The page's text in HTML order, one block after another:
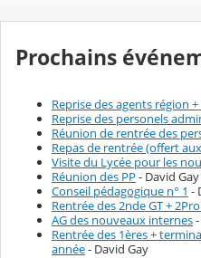
Prochains
Reprise des agents région
Reprise des personels
Réunion de rentrée des
Repas de rentrée (offert
Visite du Lycée pour les
Réunion des PP - David Gay
Conseil pédagogique n° 1 -
Rentrée des 2nde GT +
AG des nouveaux internes
Rentrée des 1ères +
année- David Gay